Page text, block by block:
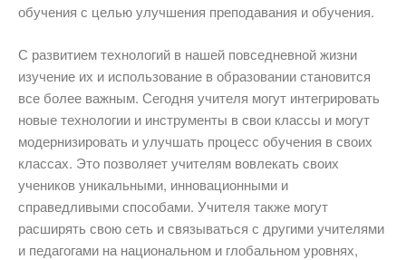
обучения с целью улучшения преподавания и обучения.
С развитием технологий в нашей повседневной жизни
изучение их и использование в образовании становится
все более важным. Сегодня учителя могут интегрировать
новые технологии и инструменты в свои классы и могут
модернизировать и улучшать процесс обучения в своих
классах. Это позволяет учителям вовлекать своих
учеников уникальными, инновационными и
справедливыми способами. Учителя также могут
расширять свою сеть и связываться с другими учителями
и педагогами на национальном и глобальном уровнях,